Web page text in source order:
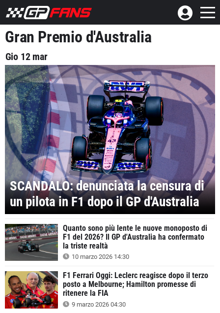
Gran Premio d'Australia
Gio 12 mar
SCANDALO: denunciata la censura di
un pilota in F1 dopo il GP d'Australia
Quanto sono più lente le nuove monoposto di
F1 del 2026? Il GP d'Australia ha confermato
la triste realtà
10 marzo 2026 14:30
F1 Ferrari Oggi: Leclerc reagisce dopo il terzo
posto a Melbourne; Hamilton promesse di
ritenere la FIA
9 marzo 2026 04:30